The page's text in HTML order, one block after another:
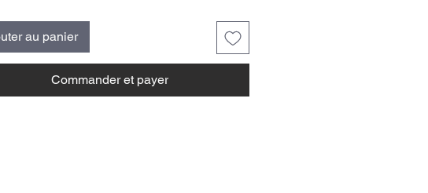
au panier
Commander et payer